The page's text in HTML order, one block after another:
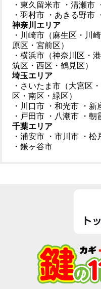
・東久留米市
・清瀬市
・羽村市
・あきる野市
神奈川エリア
・川崎市（麻生区・川
原区・宮前区）
・横浜市（神奈川区・
筑区・西区・鶴見区）
埼玉エリア
・さいたま市（大宮区
区・南区・緑区）
・川口市
・和光市 ・新
・戸田市
・八潮市 ・朝
千葉エリア
・浦安市
・市川市 ・松
・鎌ヶ谷市